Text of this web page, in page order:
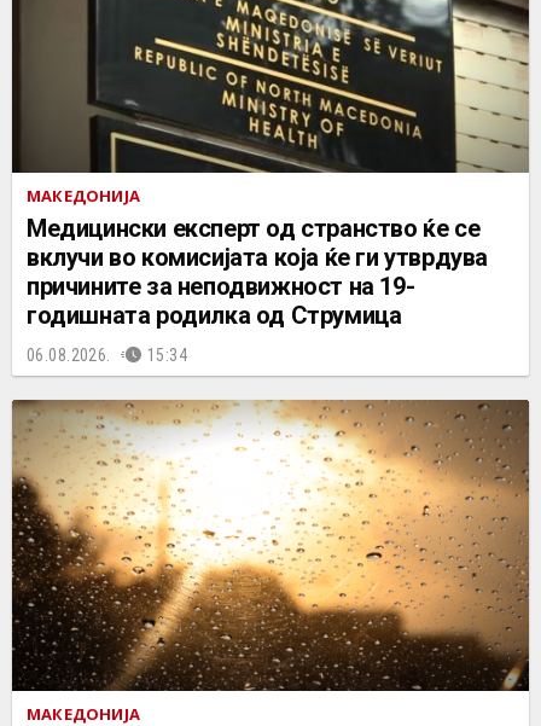
МАКЕДОНИЈА
Медицински експерт од странство ќе се
вклучи во комисијата која ќе ги утврдува
причините за неподвижност на 19-
годишната родилка од Струмица
06.08.2026. 15:34
МАКЕДОНИЈА